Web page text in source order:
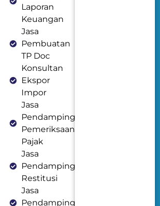
Laporan
Keuangan
Jasa
Pembuatan
TP Doc
Konsultan
Ekspor
Impor
Jasa
Pendampingan
Pemeriksaan
Pajak
Jasa
Pendampingan
Restitusi
Jasa
Pendampingan